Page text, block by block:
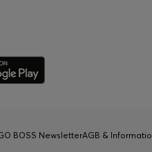
BOSS NewsletterAGB &